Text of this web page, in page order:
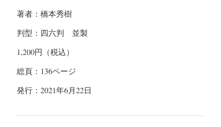
著者：橋本秀樹
判型：四六判 並製
1,200円（税込）
総頁： 136ページ
発行： 2021年6月22日